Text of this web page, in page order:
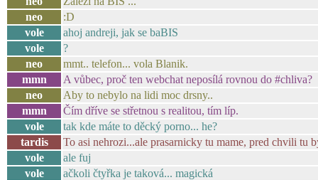
neo
:D
vole
ahoj andreji, jak se baBIS
vole
?
neo
mmt.. telefon... vola Blanik.
mmn
A vůbec, proč ten webchat neposílá rovnou do #chliva?
neo
Aby to nebylo na lidi moc drsny..
mmn
Čím dříve se střetnou s realitou, tím líp.
vole
tak kde máte to děcký porno... he?
tardis
To asi nehrozi...ale prasarnicky tu mame, pred chvili tu
vole
ale fuj
vole
ačkoli čtyřka je taková... magická